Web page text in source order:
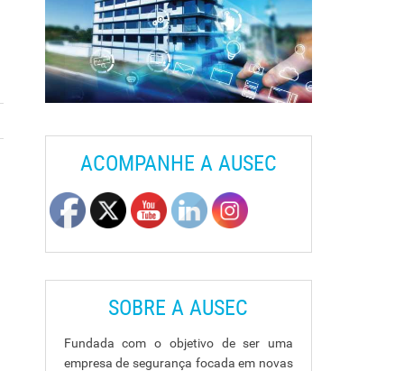
ACOMPANHE A AUSEC
SOBRE A AUSEC
Fundada com o objetivo de ser uma
empresa de segurança focada em novas